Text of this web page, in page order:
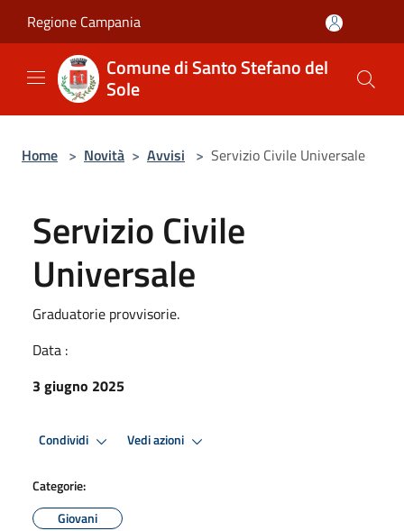
Regione Campania
Comune di Santo Stefano del
Sole
Home > Novità > Avvisi > Servizio Civile Universale
Servizio Civile
Universale
Graduatorie provvisorie.
Data :
3 giugno 2025
Condividi Vedi azioni
Categorie:
Giovani